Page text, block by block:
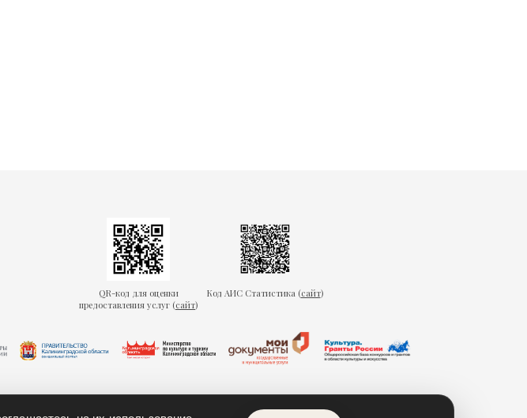
QR-код для оценки
предоставления услуг (сайт)
Код АИС Статистика (сайт)